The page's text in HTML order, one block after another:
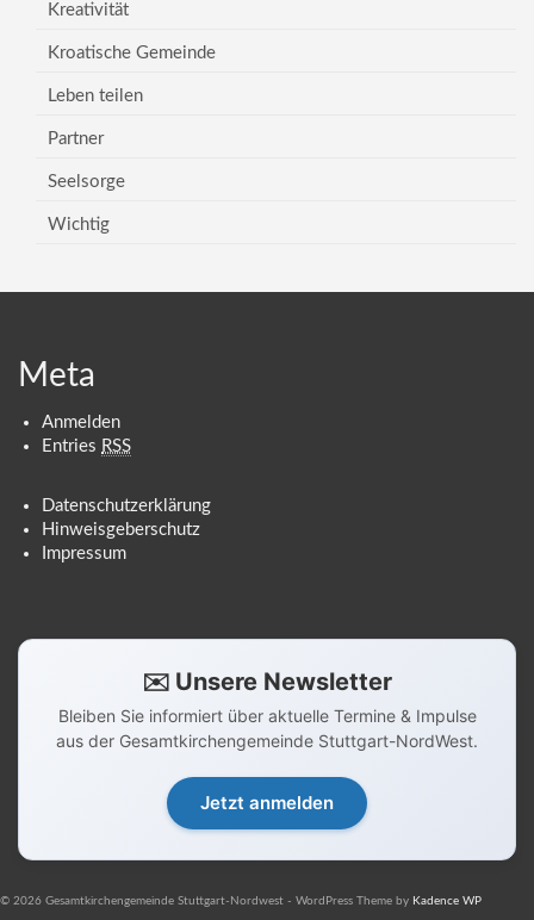
Kreativität
Kroatische Gemeinde
Leben teilen
Partner
Seelsorge
Wichtig
Meta
Anmelden
Entries RSS
Datenschutzerklärung
Hinweisgeberschutz
Impressum
✉️ Unsere Newsletter
Bleiben Sie informiert über aktuelle Termine & Impulse
aus der Gesamtkirchengemeinde Stuttgart-NordWest.
Jetzt anmelden
© 2026 Gesamtkirchengemeinde Stuttgart-Nordwest - WordPress Theme by Kadence WP